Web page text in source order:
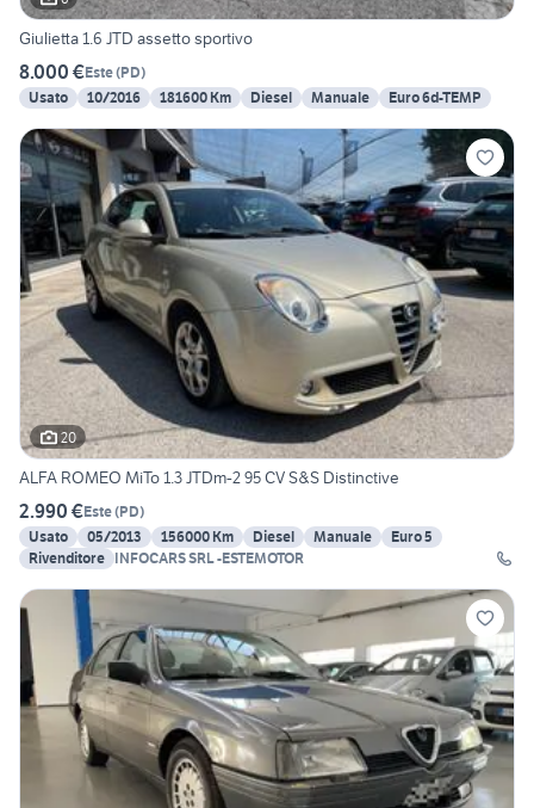
Giulietta 1.6 JTD assetto sportivo
8.000 €Este(PD)
Usato
10/2016 181600 Km Diesel Manuale Euro 6d-TEMP
20
ALFA ROMEO MiTo 1.3 JTDm-2 95 CV S&S Distinctive
2.990 €Este(PD)
Usato
05/2013 156000 Km Diesel Manuale
Euro 5
Rivenditore INFOCARS SRL -ESTEMOTOR